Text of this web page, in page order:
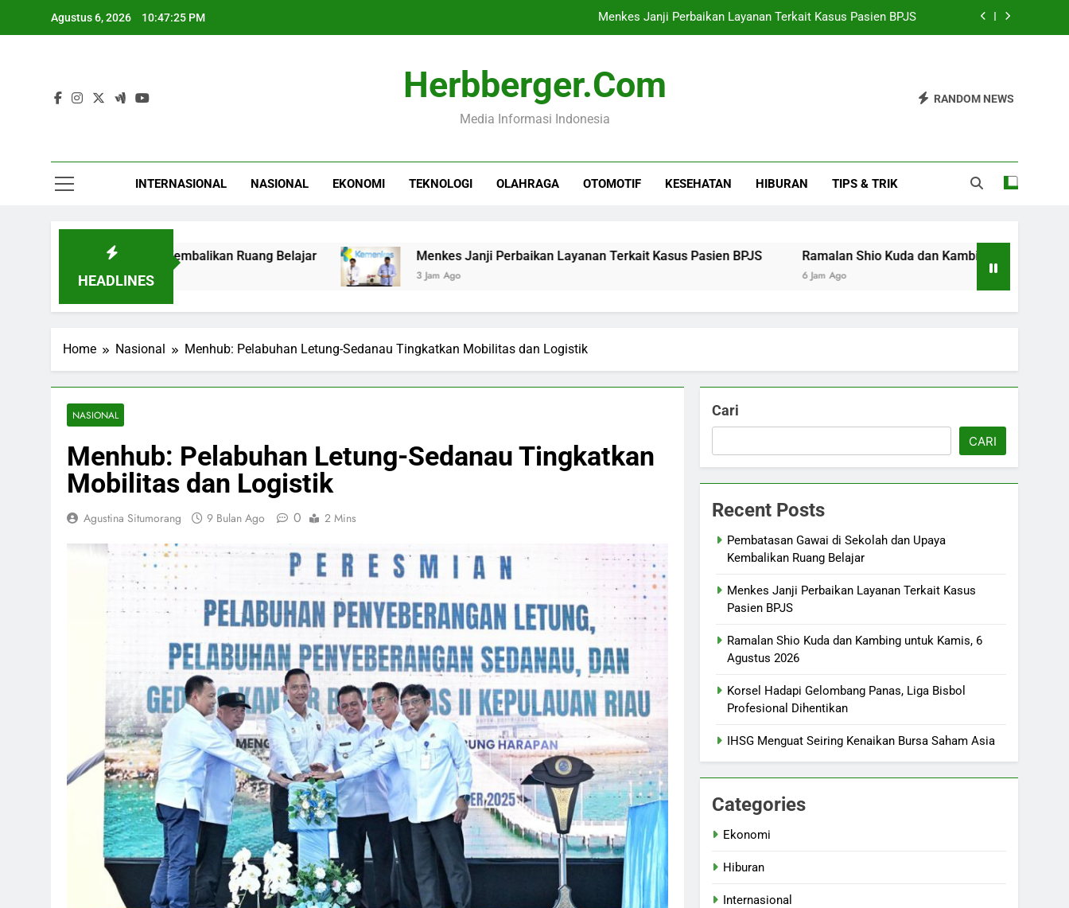
Agustus 6, 2026 10:47:26 PM Menkes Janji Perbaikan Layanan Terkait Kasus Pasien BPJS
Korsel Hadapi Gelombang Panas, Liga Bisbol Profesional Dihentikan
Pembatasan Gawai di Sekolah dan Upaya Kembalikan Ruang Belajar
Ramalan Shio Kuda dan Kambing untuk Kamis, 6 Agustus 2026
Herbberger.com
Media Informasi Indonesia
RANDOM NEWS
INTERNASIONAL NASIONAL EKONOMI TEKNOLOGI OLAHRAGA OTOMOTIF KESEHATAN HIBURAN TIPS & TRIK
HEADLINES
dan Upaya Kembalikan Ruang Belajar Menkes Janji Perbaikan Layanan Terkait Kasus Pasien BPJS
3 Jam Ago
Ramalan Shio Kuda dan Kambing untuk Kamis, 6 Agustus
Home Nasional Menhub: Pelabuhan Letung-Sedanau Tingkatkan Mobilitas dan Logistik
NASIONAL
Menhub: Pelabuhan Letung-Sedanau Tingkatkan
Mobilitas dan Logistik
Agustina Situmorang 9 Bulan Ago 0 2 Mins
Cari
CARI
Recent Posts
Pembatasan Gawai di Sekolah dan Upaya
Kembalikan Ruang Belajar
Menkes Janji Perbaikan Layanan Terkait Kasus
Pasien BPJS
Ramalan Shio Kuda dan Kambing untuk Kamis, 6
Agustus 2026
Korsel Hadapi Gelombang Panas, Liga Bisbol
Profesional Dihentikan
IHSG Menguat Seiring Kenaikan Bursa Saham Asia
Categories
Ekonomi
Hiburan
Internasional